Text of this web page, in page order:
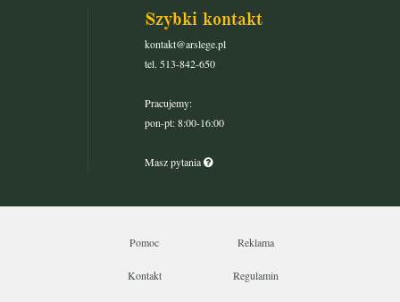
Szybki kontakt
kontakt@arslege.pl
tel. 513-842-650
Pracujemy:
pon-pt: 8:00-16:00
Masz pytania
Pomoc Reklama
Kontakt Regulamin